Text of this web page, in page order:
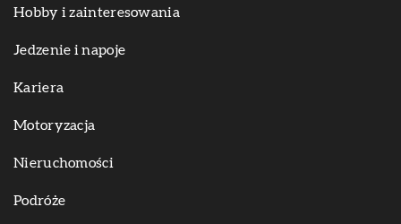
Hobby i zainteresowania
Jedzenie i napoje
Kariera
Motoryzacja
Nieruchomości
Podróże